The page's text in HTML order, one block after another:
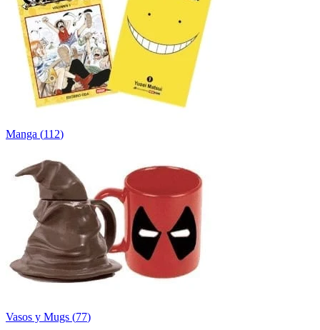
Manga (112)
Vasos y Mugs (77)